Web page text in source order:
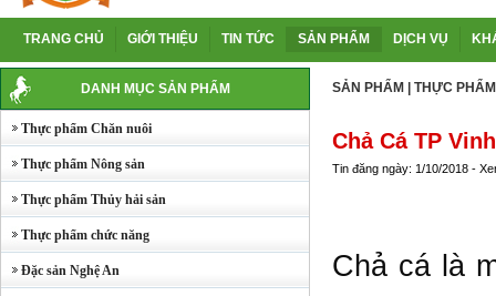
TRANG CHỦ GIỚI THIỆU TIN TỨC SẢN PHẨM DỊCH VỤ
DANH MỤC SẢN PHẨM
Thực phẩm Chăn nuôi
Thực phẩm Nông sản
Thực phẩm Thủy hải sản
Thực phẩm chức năng
Đặc sản Nghệ An
SẢN PHẨM THỰC
Chả Cá TP
Tin đăng ngày: 1/10/2018 -
Chả cá là